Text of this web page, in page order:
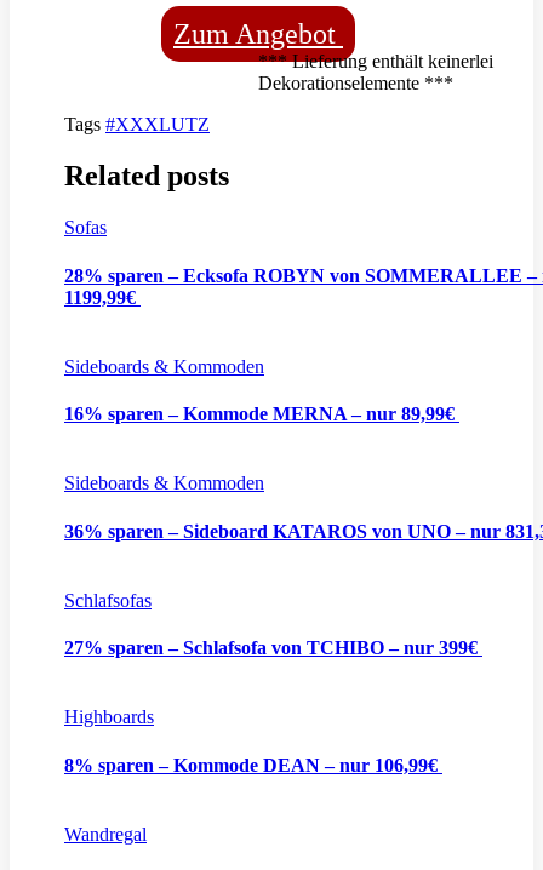
Zum Angebot
*** Lieferung enthält keinerlei
Dekorationselemente ***
Tags #XXXLUTZ
Related posts
Sofas
28% sparen – Ecksofa ROBYN von SOMMERALLEE –
1199,99€
Sideboards & Kommoden
16% sparen – Kommode MERNA – nur 89,99€
Sideboards & Kommoden
36% sparen – Sideboard KATAROS von UNO – nur
Schlafsofas
27% sparen – Schlafsofa von TCHIBO – nur 399€
Highboards
8% sparen – Kommode DEAN – nur 106,99€
Wandregal